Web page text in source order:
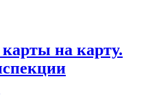
на карту.